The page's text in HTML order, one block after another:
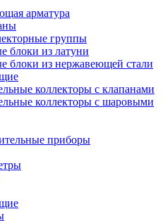
арматура
группы
блоки из латуни
блоки из нержавеющей стали
коллекторы с клапанами
коллекторы с шаровыми
приборы